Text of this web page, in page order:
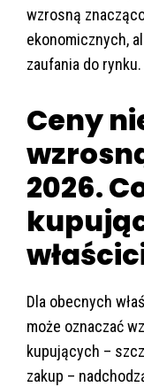
wzrosną
ekonomicznych,
zaufania do rynku.
Ceny
2026.
Dla obecnych
może oznaczać
kupujących –
zakup –